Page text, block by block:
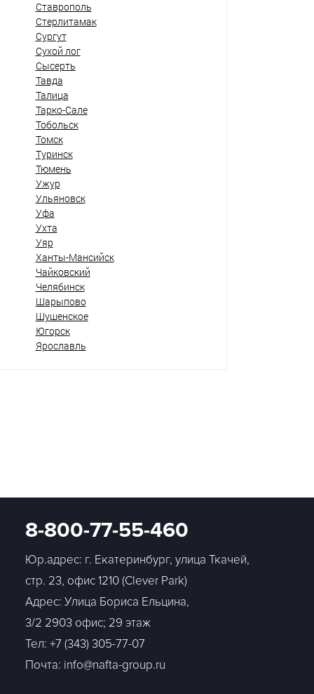
Ставрополь
Стерлитамак
Сургут
Сухой лог
Сысерть
Тавда
Талица
Тарко-Сале
Тобольск
Томск
Туринск
Тюмень
Ужур
Ульяновск
Уфа
Ухта
Уяр
Ханты-Мансийск
Чайковский
Челябинск
Шарыпово
Шушенское
Югорск
Ярославль
8-800-77-55-460
Юр.адрес: г. Екатеринбург, улица Ткачей,
стр. 23, офис 1210 (Clever Park)
Адрес: Улица Бориса Ельцина,
3/2 2903 офис; 29 этаж
Тел: +7 (343) 305-77-07
Почта: info@nafta-group.ru